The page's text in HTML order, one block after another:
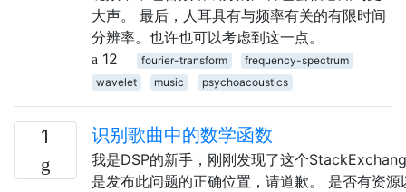
大声。 最后，人耳具有与频率有关的有限时间
分辨率。也许也可以考虑到这一点。
12
fourier-transform
frequency-spectrum
wavelet
music psychoacoustics
1 识别歌曲中的数学函数
我是DSP的新手，刚刚发现了这个
是发布此问题的正确位置，请道歉。 是否有资